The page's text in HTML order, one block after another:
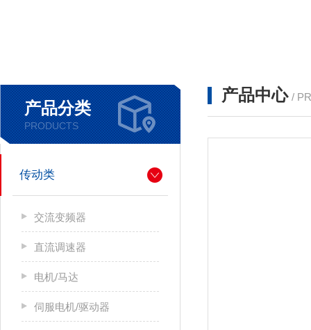
产品分类
PRODUCTS
传动类
交流变频器
直流调速器
电机/马达
伺服电机/驱动器
产品中心 /